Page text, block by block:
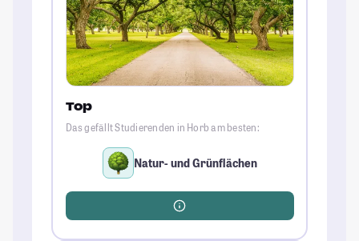
Top
Das gefällt Studierenden in Horb am besten:
Natur- und Grünflächen